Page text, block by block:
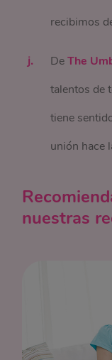
recibimos
DeThe
talentos de
tiene
unión hace
nuestras